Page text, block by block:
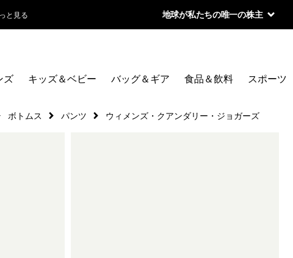
と見る 地球が私たちの唯一の株主
ズ キッズ＆ベビー バッグ＆ギア 食品＆飲料 スポーツ
ボトムス パンツ ウィメンズ・クアンダリー・ジョガーズ